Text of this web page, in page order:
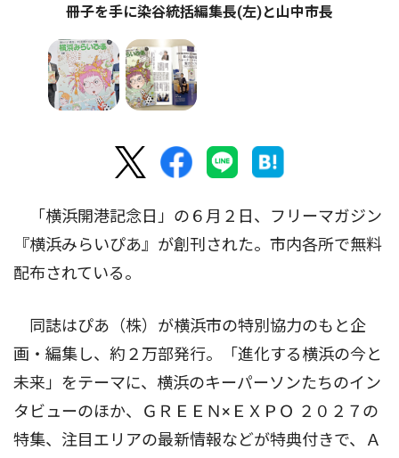
冊子を手に染谷統括編集長(左)と山中市長
「横浜開港記念日」の６月２日、フリーマガジン
『横浜みらいぴあ』が創刊された。市内各所で無料
配布されている。
同誌はぴあ（株）が横浜市の特別協力のもと企
画・編集し、約２万部発行。「進化する横浜の今と
未来」をテーマに、横浜のキーパーソンたちのイン
タビューのほか、ＧＲＥＥＮ×ＥＸＰＯ ２０２７の
特集、注目エリアの最新情報などが特典付きで、Ａ